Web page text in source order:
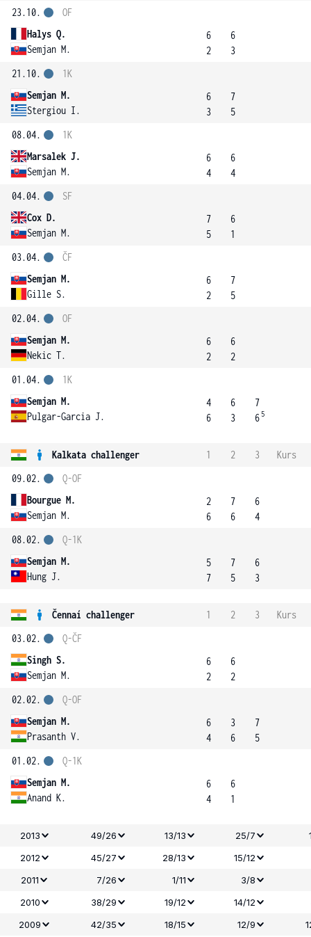
23.10.
Halys Q.
Semjan M.
OF
6
2
6
3
21.10.
Semjan M.
Stergiou I.
1K
6
3
7
5
08.04.
Marsalek J.
Semjan M.
1K
6
4
6
4
04.04.
Cox D.
Semjan M.
SF
7
5
6
1
03.04.
Semjan M.
Gille S.
ČF
6
2
7
5
02.04.
Semjan M.
Nekic T.
OF
6
2
6
2
01.04.
Semjan M.
Pulgar-Garcia J.
1K
4
6
6
3
7
6 5
Kalkata challenger 1 2 3
Kurs
09.02.
Bourgue M.
Semjan M.
Q-OF
2
6
7
6
6
4
08.02.
Semjan M.
Hung J.
Q-1K
5
7
7
5
6
3
Čennaí challenger 1 2 3
Kurs
03.02.
Singh S.
Semjan M.
Q-ČF
6
2
6
2
02.02.
Semjan M.
Prasanth V.
Q-OF
6
4
3
6
7
5
01.02.
Semjan M.
Anand K.
Q-1K
6
4
6
1
2013 49/26 13/13 25/7
2012
45/27 28/13 15/12
2011
7/26 1/11 3/8
2010
38/29 19/12 14/12
2009
42/35 18/15 12/9